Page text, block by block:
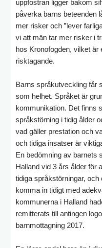
uppfostran ligger bakom
påverka barns beteenden
mer risker och ”lever
vi att män tar mer risker i
hos Kronofogden, vilket
risktagande.
Barns språkutveckling får
som helhet. Språket är
kommunikation. Det finns
språkstörning i tidig ålder
vad gäller prestation och
och tidiga insatser är
En bedömning av barnets
Halland vid 3 års ålder för
tidiga språkstörningar,
komma in tidigt med
kommunerna i Halland
remitterats till antingen
barnmottagning 2017.